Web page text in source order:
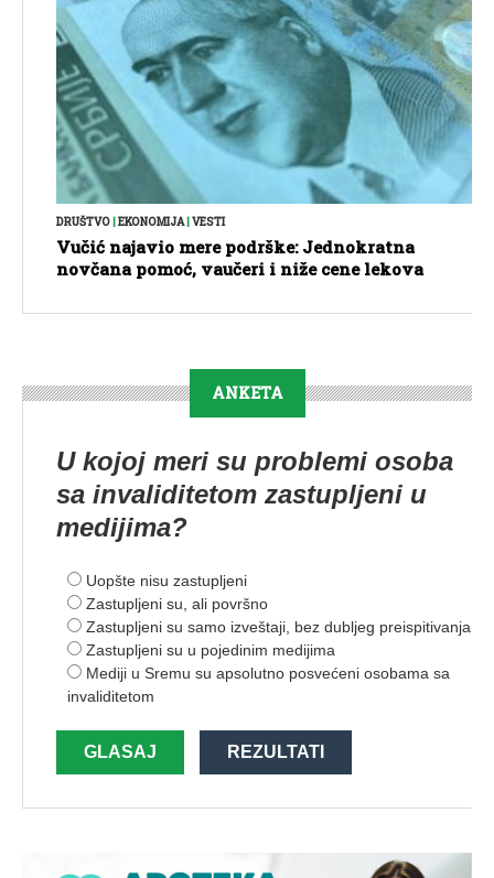
DRUŠTVO EKONOMIJA| VESTI
Vučić najavio mere podrške: Jednokratna
novčana pomoć, vaučeri i niže cene lekova
ANKETA
U kojoj meri su problemi osoba
sa invaliditetom zastupljeni u
medijima?
Uopšte nisu zastupljeni
Zastupljeni su, ali površno
Zastupljeni su samo izveštaji, bez dubljeg preispitivanja
Zastupljeni su u pojedinim medijima
Mediji u Sremu su apsolutno posvećeni osobama sa
invaliditetom
GLASAJ REZULTATI